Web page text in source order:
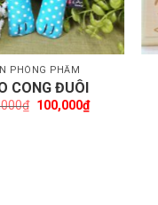
PHÒNG PHẨM
CONG ĐUÔI
₫ Giá
100,000₫Giá
hiện